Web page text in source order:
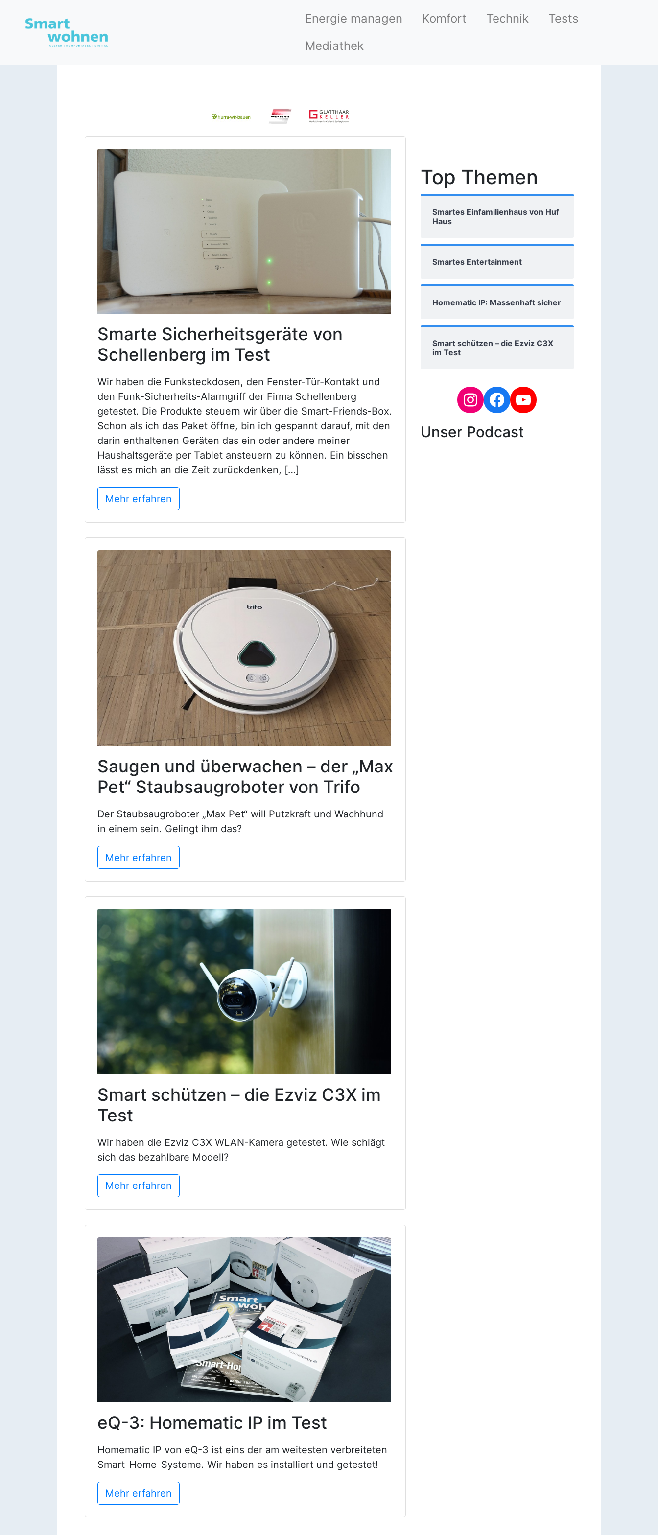
Energie managen Komfort Technik
Tests
Mediathek
Smarte Sicherheitsgeräte von
Schellenberg im Test
Wir haben die Funksteckdosen, den Fenster-Tür-Kontakt und
den Funk-Sicherheits-Alarmgriff der Firma Schellenberg
getestet. Die Produkte steuern wir über die Smart-Friends-Box.
Schon als ich das Paket öffne, bin ich gespannt darauf, mit den
darin enthaltenen Geräten das ein oder andere meiner
Haushaltsgeräte per Tablet ansteuern zu können. Ein bisschen
lässt es mich an die Zeit zurückdenken, […]
Mehr erfahren
Saugen und überwachen – der „Max
Pet“ Staubsaugroboter von Trifo
Der Staubsaugroboter „Max Pet“ will Putzkraft und Wachhund
in einem sein. Gelingt ihm das?
Mehr erfahren
Smart schützen – die Ezviz C3X im
Test
Wir haben die Ezviz C3X WLAN-Kamera getestet. Wie schlägt
sich das bezahlbare Modell?
Mehr erfahren
eQ-3: Homematic IP im Test
Homematic IP von eQ-3 ist eins der am weitesten verbreiteten
Smart-Home-Systeme. Wir haben es installiert und getestet!
Mehr erfahren
Top Themen
Smartes Einfamilienhaus von Huf
Haus
Smartes Entertainment
Homematic IP: Massenhaft sicher
Smart schützen – die Ezviz C3X
im Test
Unser Podcast